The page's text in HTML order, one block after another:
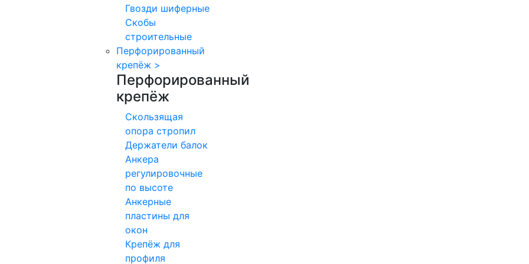
Гвозди шиферные
Скобы
строительные
Перфорированный
крепёж >
Перфорированный
крепёж
Скользящая
опора стропил
Держатели балок
Анкера
регулировочные
по высоте
Анкерные
пластины для
окон
Крепёж для
профиля